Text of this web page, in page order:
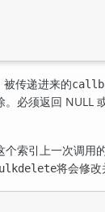
传递进来的
必须返回 NULL
个索引上一次调用
将会修改